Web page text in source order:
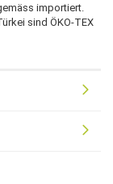
importiert.
sind ÖKO-TEX